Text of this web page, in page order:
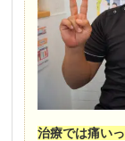
治療では痛い